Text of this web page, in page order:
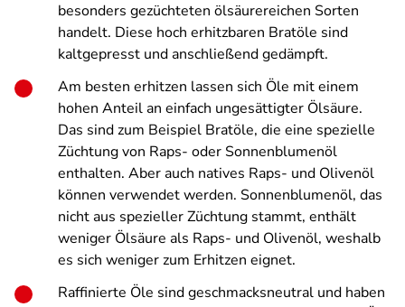
besonders gezüchteten ölsäurereichen Sorten
handelt. Diese hoch erhitzbaren Bratöle sind
kaltgepresst und anschließend gedämpft.
Am besten erhitzen lassen sich Öle mit einem
hohen Anteil an einfach ungesättigter Ölsäure.
Das sind zum Beispiel Bratöle, die eine spezielle
Züchtung von Raps- oder Sonnenblumenöl
enthalten. Aber auch natives Raps- und Olivenöl
können verwendet werden. Sonnenblumenöl, das
nicht aus spezieller Züchtung stammt, enthält
weniger Ölsäure als Raps- und Olivenöl, weshalb
es sich weniger zum Erhitzen eignet.
Raffinierte Öle sind geschmacksneutral und haben